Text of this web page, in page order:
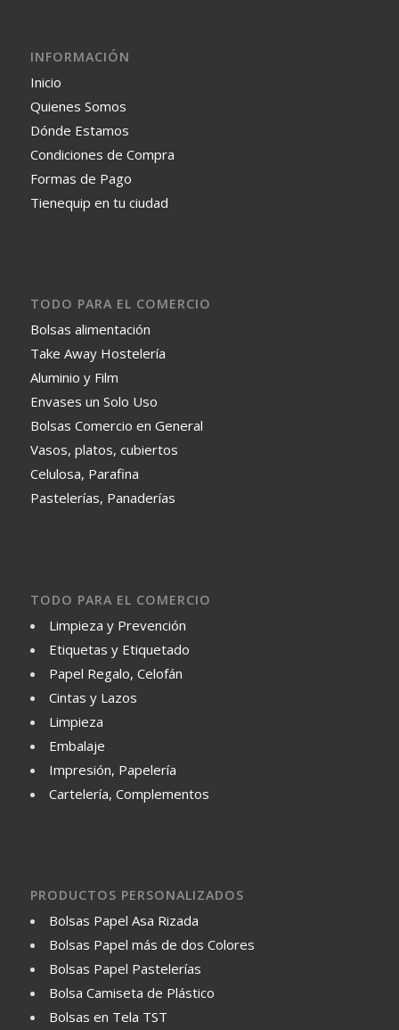
INFORMACIÓN
Inicio
Quienes Somos
Dónde Estamos
Condiciones de Compra
Formas de Pago
Tienequip en tu ciudad
TODO PARA EL COMERCIO
Bolsas alimentación
Take Away Hostelería
Aluminio y Film
Envases un Solo Uso
Bolsas Comercio en General
Vasos, platos, cubiertos
Celulosa, Parafina
Pastelerías, Panaderías
TODO PARA EL COMERCIO
Limpieza y Prevención
Etiquetas y Etiquetado
Papel Regalo, Celofán
Cintas y Lazos
Limpieza
Embalaje
Impresión, Papelería
Cartelería, Complementos
PRODUCTOS PERSONALIZADOS
Bolsas Papel Asa Rizada
Bolsas Papel más de dos Colores
Bolsas Papel Pastelerías
Bolsa Camiseta de Plástico
Bolsas en Tela TST